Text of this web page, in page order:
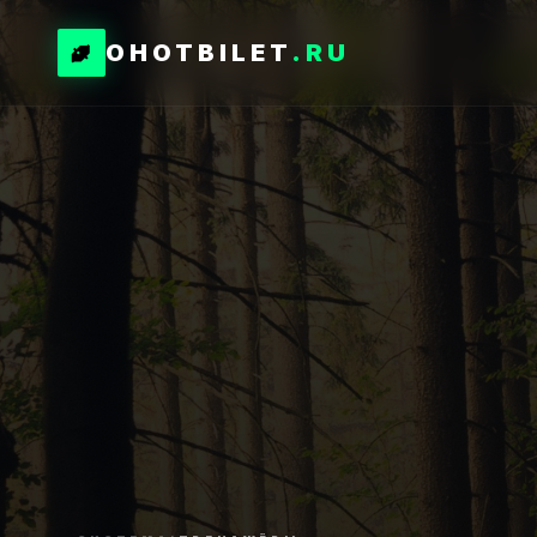
OHOTBILET .RU